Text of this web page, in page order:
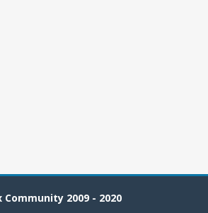
Community 2009 - 2020